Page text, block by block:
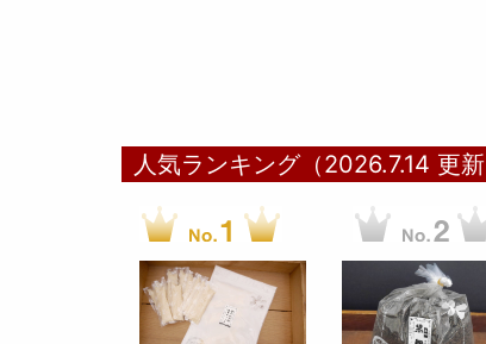
人気ランキング（2026.7.14 更新